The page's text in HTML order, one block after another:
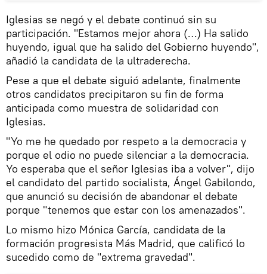
Iglesias se negó y el debate continuó sin su
participación. "Estamos mejor ahora (…) Ha salido
huyendo, igual que ha salido del Gobierno huyendo",
añadió la candidata de la ultraderecha.
Pese a que el debate siguió adelante, finalmente
otros candidatos precipitaron su fin de forma
anticipada como muestra de solidaridad con
Iglesias.
"Yo me he quedado por respeto a la democracia y
porque el odio no puede silenciar a la democracia.
Yo esperaba que el señor Iglesias iba a volver", dijo
el candidato del partido socialista, Ángel Gabilondo,
que anunció su decisión de abandonar el debate
porque "tenemos que estar con los amenazados".
Lo mismo hizo Mónica García, candidata de la
formación progresista Más Madrid, que calificó lo
sucedido como de "extrema gravedad".